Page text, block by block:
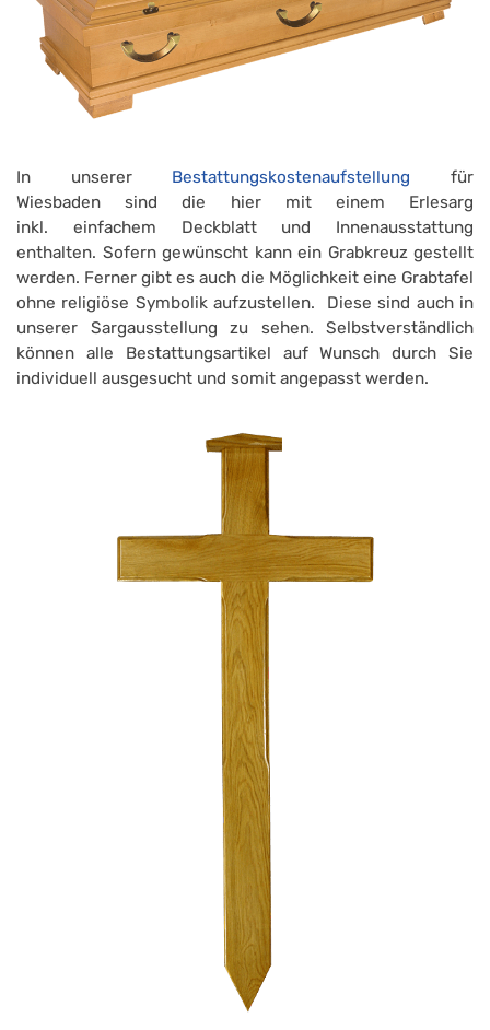
In unserer Bestattungskostenaufstellung für
Wiesbaden sind die hier mit einem Erlesarg
inkl. einfachem Deckblatt und Innenausstattung
enthalten. Sofern gewünscht kann ein Grabkreuz gestellt
werden. Ferner gibt es auch die Möglichkeit eine Grabtafel
ohne religiöse Symbolik aufzustellen. Diese sind auch in
unserer Sargausstellung zu sehen. Selbstverständlich
können alle Bestattungsartikel auf Wunsch durch Sie
individuell ausgesucht und somit angepasst werden.